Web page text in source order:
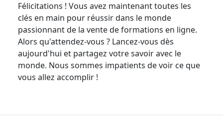
Félicitations ! Vous avez maintenant toutes les
clés en main pour réussir dans le monde
passionnant de la vente de formations en ligne.
Alors qu'attendez-vous ? Lancez-vous dès
aujourd'hui et partagez votre savoir avec le
monde. Nous sommes impatients de voir ce que
vous allez accomplir !